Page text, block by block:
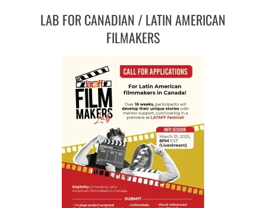
LAB FOR CANADIAN / LATIN AMERICAN
FILMAKERS